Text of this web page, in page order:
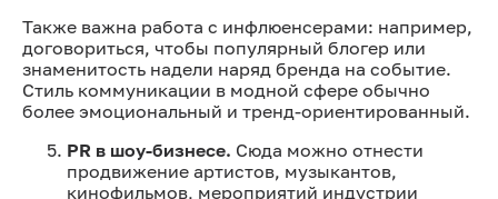
Также важна работа с инфлюенсерами: например,
договориться, чтобы популярный блогер или
знаменитость надели наряд бренда на событие.
Стиль коммуникации в модной сфере обычно
более эмоциональный и тренд-ориентированный.
PR в шоу-бизнесе. Сюда можно отнести
продвижение артистов, музыкантов,
кинофильмов, мероприятий индустрии